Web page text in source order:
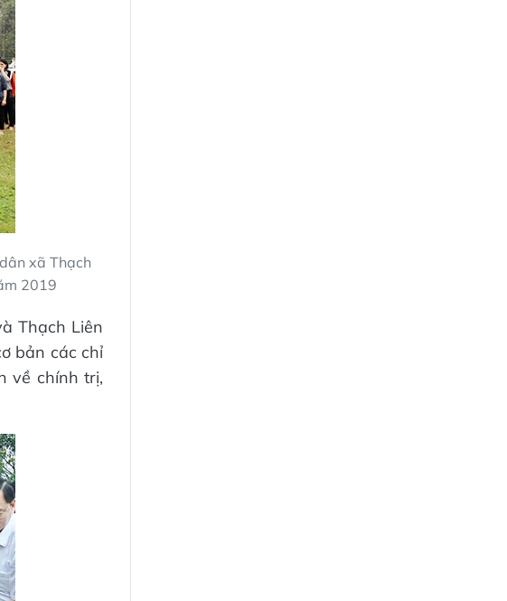
xã Thạch
2019
Thạch Liên
bản các chỉ
về chính trị,